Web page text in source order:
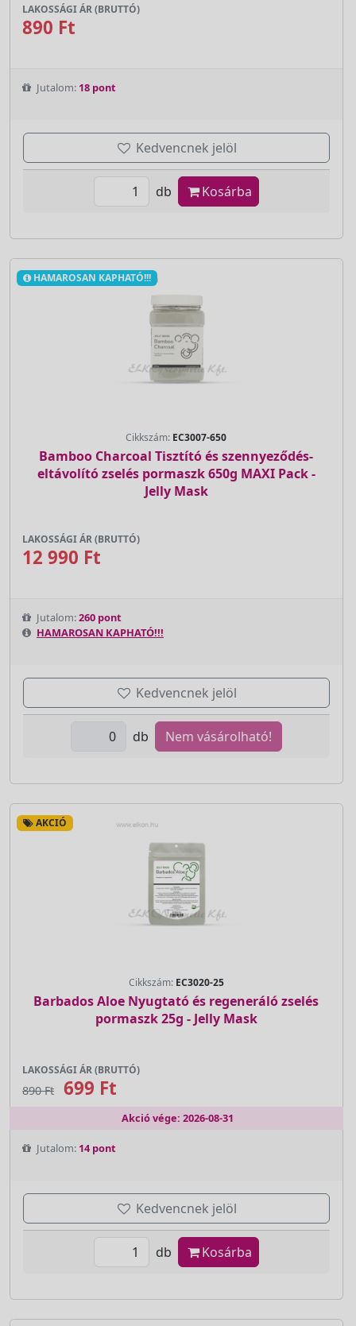
LAKOSSÁGI ÁR (BRUTTÓ)
890 Ft
Jutalom: 18 pont
Kedvencnek jelöl
db Kosárba
HAMAROSAN KAPHATÓ!!!
Cikkszám: EC3007-650
Bamboo Charcoal Tisztító és szennyeződés-
eltávolító zselés pormaszk 650g MAXI Pack -
Jelly Mask
LAKOSSÁGI ÁR (BRUTTÓ)
12 990 Ft
Jutalom:260 pont
HAMAROSAN KAPHATÓ!!!
Kedvencnek jelöl
db Nem vásárolható!
AKCIÓ
Cikkszám: EC3020-25
Barbados Aloe Nyugtató és regeneráló zselés
pormaszk 25g - Jelly Mask
LAKOSSÁGI ÁR (BRUTTÓ)
890 Ft 699 Ft
Akció vége: 2026-08-31
Jutalom: 14 pont
Kedvencnek jelöl
db Kosárba